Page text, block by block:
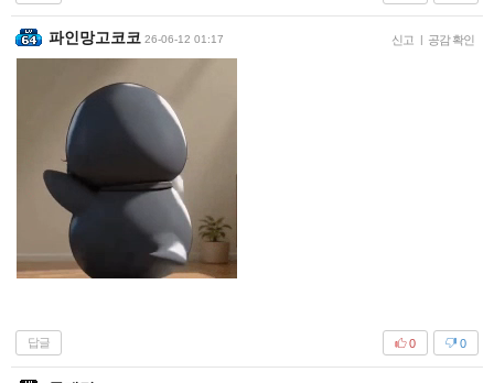
파인망고코코 26-06-12 01:17 신고 | 공감 확인
답글 0
0